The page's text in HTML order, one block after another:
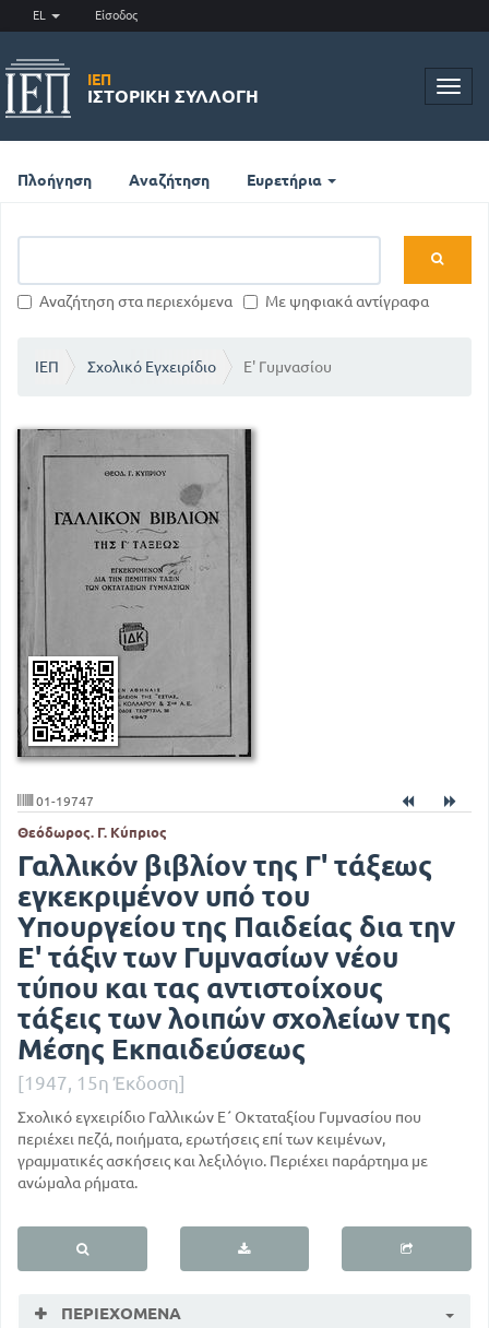
EL Είσοδος
ΙΕΠ
ΙΣΤΟΡΙΚΉ ΣΥΛΛΟΓΉ
Πλοήγηση Αναζήτηση Ευρετήρια
Αναζήτηση στα περιεχόμενα Με ψηφιακά αντίγραφα
ΙΕΠ Σχολικό Εγχειρίδιο Ε' Γυμνασίου
01-19747
Θεόδωρος. Γ. Κύπριος
Γαλλικόν βιβλίον της Γ' τάξεως
εγκεκριμένον υπό του
Υπουργείου της Παιδείας δια την
Ε' τάξιν των Γυμνασίων νέου
τύπου και τας αντιστοίχους
τάξεις των λοιπών σχολείων της
Μέσης Εκπαιδεύσεως
[1947, 15η Έκδοση]
Σχολικό εγχειρίδιο Γαλλικών Ε΄ Οκταταξίoυ Γυμνασίoυ που
περιέχει πεζά, ποιήματα, ερωτήσεις επί των κειμένων,
γραμματικές ασκήσεις και λεξιλόγιο. Περιέχει παράρτημα με
ανώμαλα ρήματα.
ΠΕΡΙΕΧΌΜΕΝΑ